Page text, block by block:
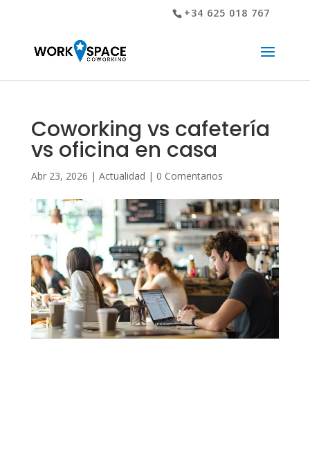
+34 625 018 767
Coworking vs cafetería
vs oficina en casa
Abr 23, 2026 | Actualidad | 0 Comentarios